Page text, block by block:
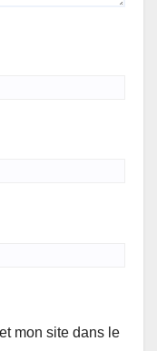
mon site dans le